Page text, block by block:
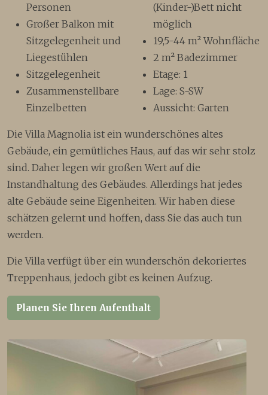
Personen
Großer Balkon mit
Sitzgelegenheit und
Liegestühlen
Sitzgelegenheit
Zusammenstellbare
Einzelbetten
(Kinder-)Bett nicht
möglich
19,5-44 m² Wohnfläche
2 m² Badezimmer
Etage: 1
Lage: S-SW
Aussicht: Garten
Die Villa Magnolia ist ein wunderschönes altes
Gebäude, ein gemütliches Haus, auf das wir sehr stolz
sind. Daher legen wir großen Wert auf die
Instandhaltung des Gebäudes. Allerdings hat jedes
alte Gebäude seine Eigenheiten. Wir haben diese
schätzen gelernt und hoffen, dass Sie das auch tun
werden.
Die Villa verfügt über ein wunderschön dekoriertes
Treppenhaus, jedoch gibt es keinen Aufzug.
Planen Sie Ihren Aufenthalt